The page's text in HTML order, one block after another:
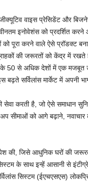
वाइस प्रेसिडेंट और
इनोवेशंस को प्रदर्शित
पूरा करने वाले ऐसे प्रॉडक्ट
की जरूरतों को केंद्र में रखते
50 से अधिक देशों में एक मजबूत
सर्विलांस मार्केट में अपनी
सेवा करती है, जो ऐसे
को आगे बढ़ाने, नवाचार
की, जिसे आधुनिक घरों की
के साथ इन्हें आसानी से
सिस्टम (ईएचएसएस)